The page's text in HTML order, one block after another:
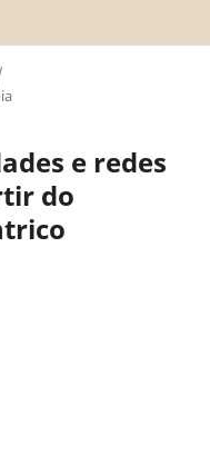
e redes
do